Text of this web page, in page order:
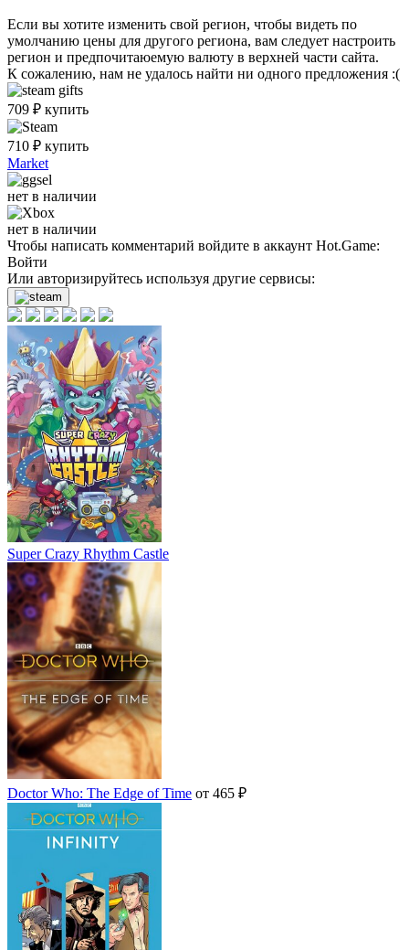
Если вы хотите изменить свой регион, чтобы видеть по
умолчанию цены для другого региона, вам следует настроить
регион и предпочитаюемую валюту в верхней части сайта.
К сожалению, нам не удалось найти ни одного предложения :(
709 ₽ купить
710 ₽ купить
Market
нет в наличии
нет в наличии
Чтобы написать комментарий войдите в аккаунт Hot.Game:
Войти
Или авторизируйтесь используя другие сервисы:
Super Crazy Rhythm Castle
Doctor Who: The Edge of Time от 465 ₽